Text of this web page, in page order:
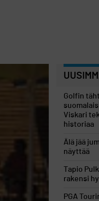
Golfin
Viskari
historiaa
Älä jää
näyttää
Tapio
rakensi
PGA